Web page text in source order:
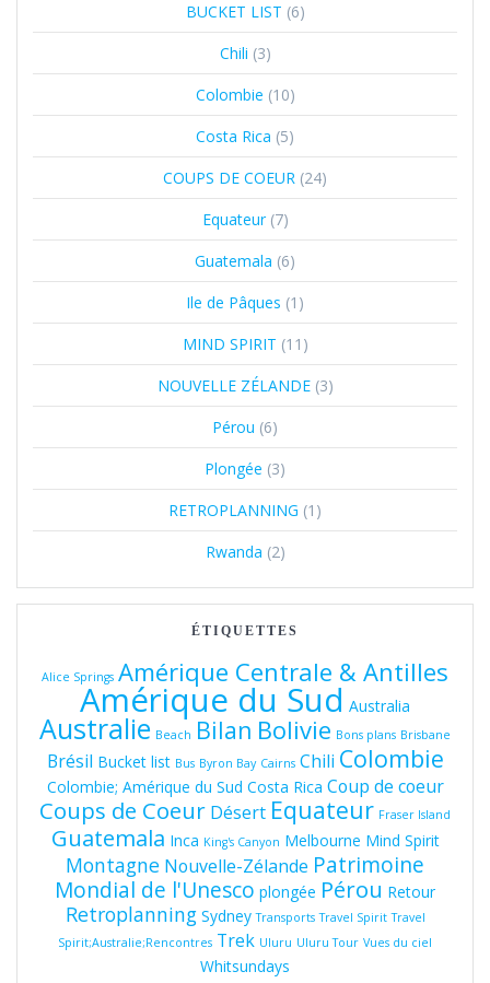
BUCKET LIST (6)
Chili (3)
Colombie (10)
Costa Rica (5)
COUPS DE COEUR (24)
Equateur(7)
Guatemala (6)
Ile de Pâques (1)
MIND SPIRIT (11)
NOUVELLE ZÉLANDE(3)
Pérou (6)
Plongée (3)
RETROPLANNING (1)
Rwanda (2)
ÉTIQUETTES
Alice Springs Amérique Centrale & Antilles
Amérique du Sud Australia
Australie Beach Bilan Bolivie Bons plans Brisbane
Brésil Bucket list Bus Byron Bay Cairns Chili Colombie
Colombie; Amérique du Sud Costa Rica Coup de coeur
Coups de Coeur Désert Equateur Fraser Island
Guatemala Inca King's Canyon Melbourne Mind Spirit
Montagne Nouvelle-Zélande Patrimoine
Mondial de l'Unesco plongée Pérou Retour
Retroplanning Sydney Transports Travel Spirit Travel
Spirit;Australie;Rencontres Trek Uluru Uluru Tour Vues du ciel
Whitsundays